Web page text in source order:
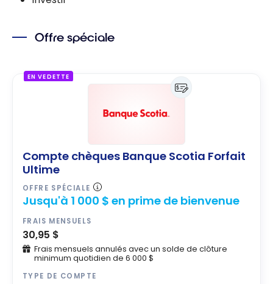
Offre spéciale
EN VEDETTE
Compte chèques Banque Scotia Forfait
Ultime
OFFRE SPÉCIALE
Jusqu'à 1 000 $ en prime de bienvenue
FRAIS MENSUELS
30,95 $
Frais mensuels annulés avec un solde de clôture
minimum quotidien de 6 000 $
TYPE DE COMPTE